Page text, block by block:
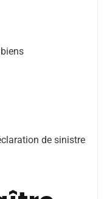
de sinistre